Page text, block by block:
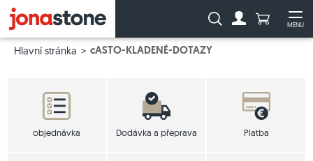
MENU
Vyhledávání:Počet
Hlavní stránka cASTO-KLADENÉ-DOTAZY
objednávka Dodávka a přeprava Platba